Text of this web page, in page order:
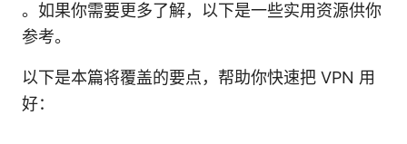
。如果你需要更多了解，以下是一些实用资源供你
参考。
以下是本篇将覆盖的要点，帮助你快速把 VPN 用
好：